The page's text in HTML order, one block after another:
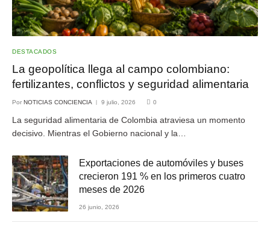
DESTACADOS
La geopolítica llega al campo colombiano:
fertilizantes, conflictos y seguridad alimentaria
Por NOTICIAS CONCIENCIA 9 julio, 2026 0
La seguridad alimentaria de Colombia atraviesa un momento
decisivo. Mientras el Gobierno nacional y la…
Exportaciones de automóviles y buses
crecieron 191 % en los primeros cuatro
meses de 2026
26 junio, 2026